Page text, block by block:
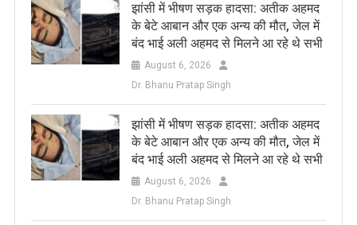
झांसी में भीषण सड़क हादसा: अतीक अहमद
के बेटे आबान और एक अन्य की मौत, जेल में
बंद भाई अली अहमद से मिलने आ रहे थे सभी
August 6, 2026
Dr. Bhanu Pratap Singh
झांसी में भीषण सड़क हादसा: अतीक अहमद
के बेटे आबान और एक अन्य की मौत, जेल में
बंद भाई अली अहमद से मिलने आ रहे थे सभी
August 6, 2026
Dr. Bhanu Pratap Singh